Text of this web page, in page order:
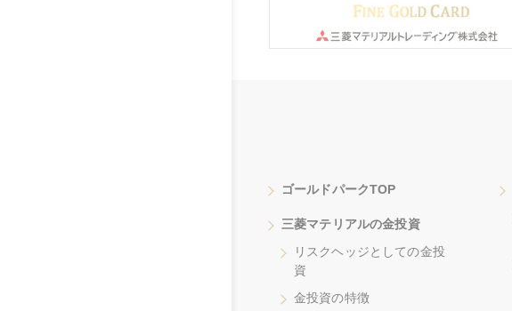
ゴールドパークTOP
三菱マテリアルの金投資
リスクヘッジとしての金投
資
金投資の特徴